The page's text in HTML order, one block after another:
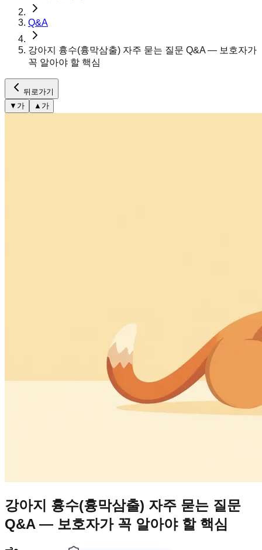
Q&A
강아지 흉수(흉막삼출) 자주 묻는 질문 Q&A — 보호자가
꼭 알아야 할 핵심
뒤로가기
▼ 가 ▲ 가
강아지 흉수(흉막삼출) 자주 묻는 질문
Q&A — 보호자가 꼭 알아야 할 핵심